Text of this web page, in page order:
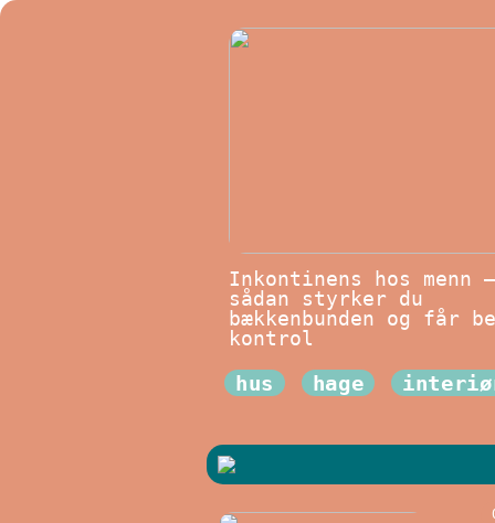
Inkontinens hos menn –
sådan styrker du
bækkenbunden og får
kontrol
hus hage